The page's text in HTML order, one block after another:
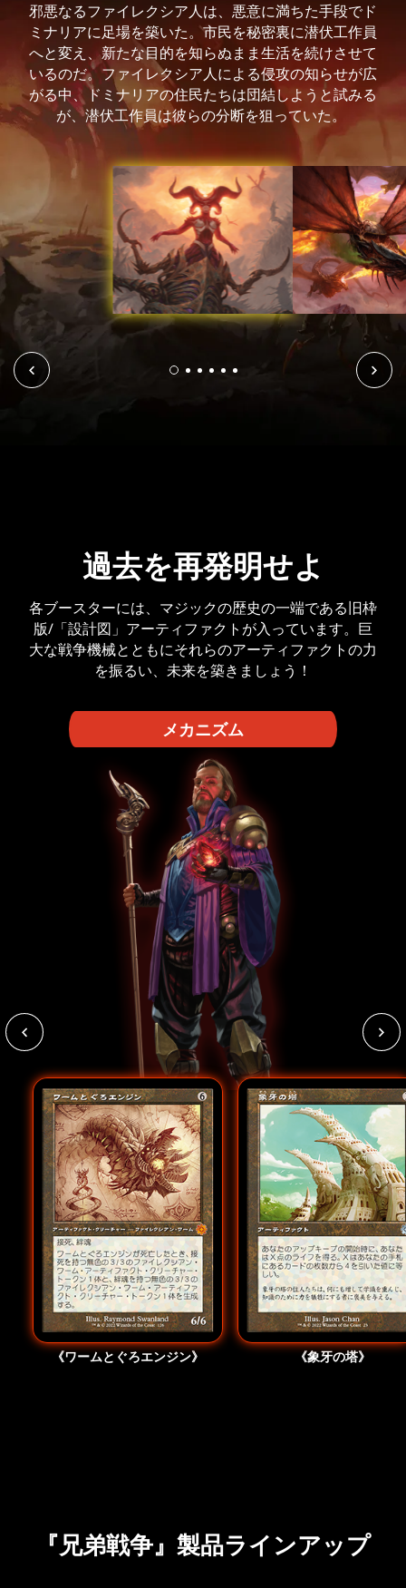
邪悪なるファイレクシア人は、悪意に満ちた手段でド
ミナリアに足場を築いた。市民を秘密裏に潜伏工作員
へと変え、新たな目的を知らぬまま生活を続けさせて
いるのだ。ファイレクシア人による侵攻の知らせが広
がる中、ドミナリアの住民たちは団結しようと試みる
が、潜伏工作員は彼らの分断を狙っていた。
過去を再発明せよ
各ブースターには、マジックの歴史の一端である旧枠
版/「設計図」アーティファクトが入っています。巨
大な戦争機械とともにそれらのアーティファクトの力
を振るい、未来を築きましょう！
メカニズム
《ワームとぐろエンジン》 《象牙の塔》
未来を再び手に
過去を訪れ、ドミナリアを救え。マジックの歴史に残
る、機械の軍団同士の苛烈な衝突――『兄弟戦争』で
は、威容を誇る機械同士の戦いが繰り広げられます。
革新。適合。生存。未来を再び手に。
メカニズム
《ファイレクシアの肉体喰ら
《アシュノッドの収穫者
ティル・オール・アー・
ワン
今回のセットは……「見た目以上のもの」だ！『兄弟
戦争』セット/コレクター・ブースターやBundleで、
人気のオートボットやデストロンを手に入れましょ
スター限定です。
メカニズム
『兄弟戦争』製品ラインアップ